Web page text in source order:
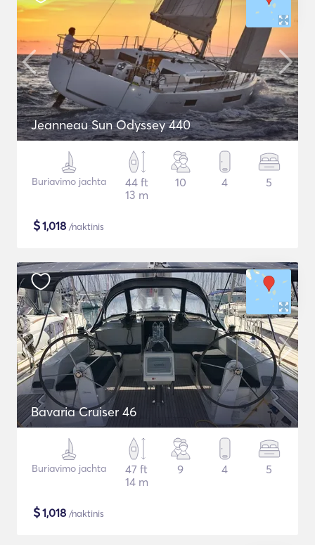
Jeanneau Sun Odyssey 440
Buriavimo jachta
44 ft
13 m
10 4 5
$1,018 /naktinis
Bavaria Cruiser 46
Buriavimo jachta
47 ft
14 m
9 4 5
$1,018 /naktinis